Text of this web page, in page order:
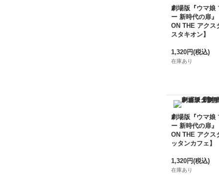
劇場版『ウマ娘
ー 新時代の扉』
ON THE アクス
スタキオン】
1,320円(税込)
在庫あり
劇場版『ウマ娘
ー 新時代の扉』
ON THE アクス
ッタンカフェ】
1,320円(税込)
在庫あり